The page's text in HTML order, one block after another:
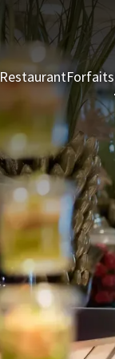
RestaurantForfaits